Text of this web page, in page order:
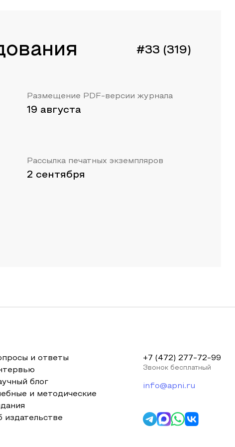
#33 (319)
Размещение PDF-версии журнала
19 августа
Рассылка печатных экземпляров
2 сентября
и ответы
блог
и методические
издательстве
+7 (472) 277-72-99
Звонок бесплатный
info@apni.ru